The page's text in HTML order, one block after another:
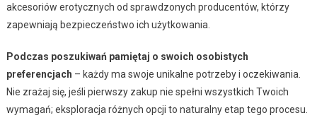
akcesoriów erotycznych od sprawdzonych producentów, którzy
zapewniają bezpieczeństwo ich użytkowania.
Podczas poszukiwań pamiętaj o swoich osobistych
preferencjach – każdy ma swoje unikalne potrzeby i oczekiwania.
Nie zrażaj się, jeśli pierwszy zakup nie spełni wszystkich Twoich
wymagań; eksploracja różnych opcji to naturalny etap tego procesu.